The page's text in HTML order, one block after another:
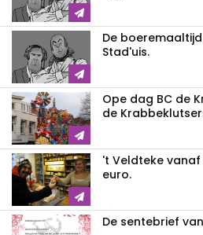
De
Stad'uis.
Ope dag BC de
de
't Veldteke
euro.
De sentebrief